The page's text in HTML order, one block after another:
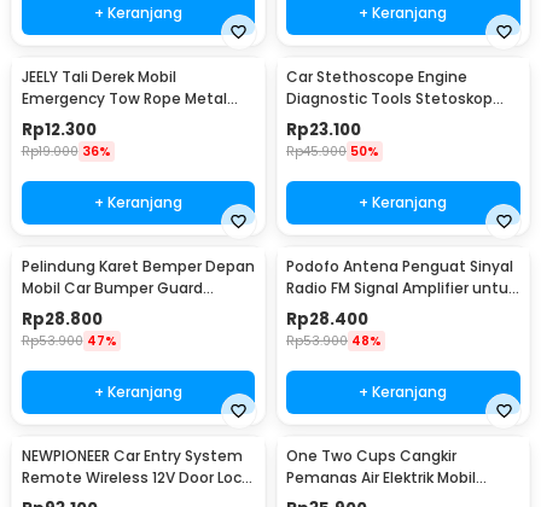
+ Keranjang + Keranjang
JEELY Tali Derek Mobil
Emergency Tow Rope Metal
Buckle U-Type 2.7M - JL30
Rp12.300
Rp19.000 36%
+ Keranjang
Car Stethoscope Engine
Diagnostic Tools Stetoskop
Mesin Mobil - W80582
Rp23.100
Rp45.900 50%
+ Keranjang
Pelindung Karet Bemper Depan
Mobil Car Bumper Guard
57mm 2.5M
Rp28.800
Rp53.900 47%
+ Keranjang
Podofo Antena Penguat Sinyal
Radio FM Signal Amplifier untuk
Mobil - ANT-208
Rp28.400
Rp53.900 48%
+ Keranjang
NEWPIONEER Car Entry System
Remote Wireless 12V Door Lock
Mobil - CK18
One Two Cups Cangkir
Pemanas Air Elektrik Mobil
Travel Mug 450ml - NJ88